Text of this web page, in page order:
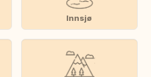
Innsjø